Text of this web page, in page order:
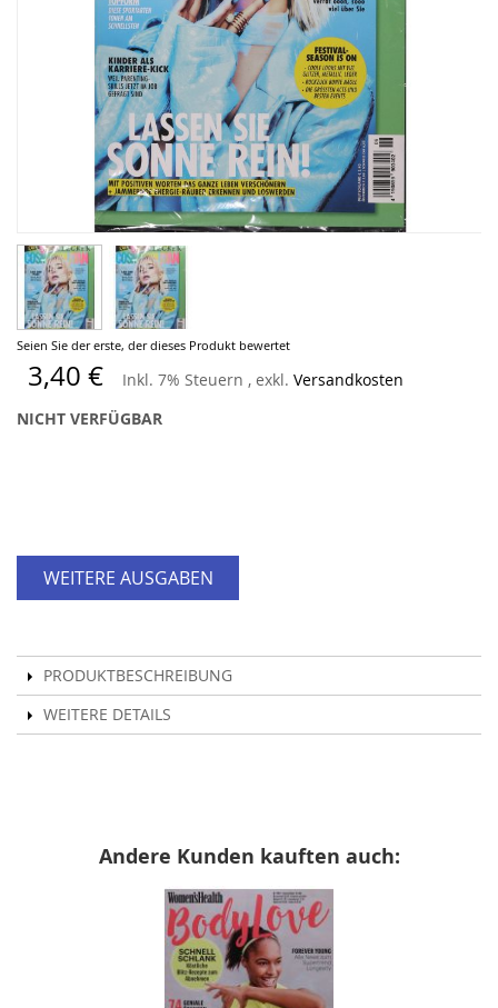
Seien Sie der erste, der dieses Produkt bewertet
3,40 € Inkl. 7% Steuern , exkl. Versandkosten
NICHT VERFÜGBAR
WEITERE AUSGABEN
PRODUKTBESCHREIBUNG
WEITERE DETAILS
Zum
Anfang
der
Bildergalerie
springen
Andere Kunden kauften auch: